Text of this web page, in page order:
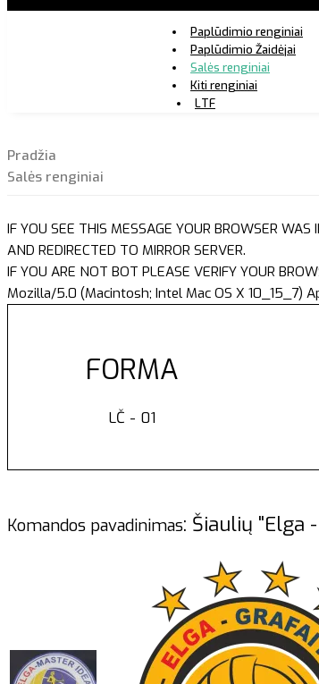
Paplūdimio renginiai
Paplūdimio Žaidėjai
Salės renginiai
Kiti renginiai
LTF
Pradžia
Salės renginiai
IF YOU SEE THIS MESSAGE YOUR BROWSER WAS
AND REDIRECTED TO MIRROR SERVER.
IF YOU ARE NOT BOT PLEASE VERIFY YOUR
Mozilla/5.0 (Macintosh; Intel Mac OS X 10_15_7)
FORMA
LČ - 01
Komandos pavadinimas: Šiaulių